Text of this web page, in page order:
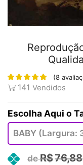
(8
141 Vendidos
R$76,88